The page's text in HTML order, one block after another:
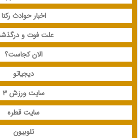
اخبار حوادث رکنا
علت فوت و
الان کجاست؟
دیجیاتو
سایت ورزش 3
سایت قطره
تلوبیون